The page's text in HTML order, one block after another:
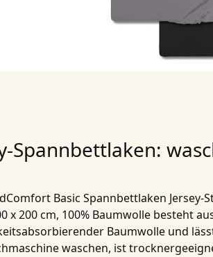
Spannbettlaken:
Basic Spannbettlaken Jersey-
x 200 cm, 100% Baumwolle besteht
Baumwolle und
waschen, ist